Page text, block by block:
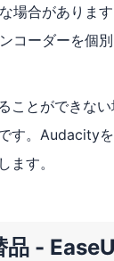
場合があります
ーダーを個
ことができな
す。Audacity
ます。
-